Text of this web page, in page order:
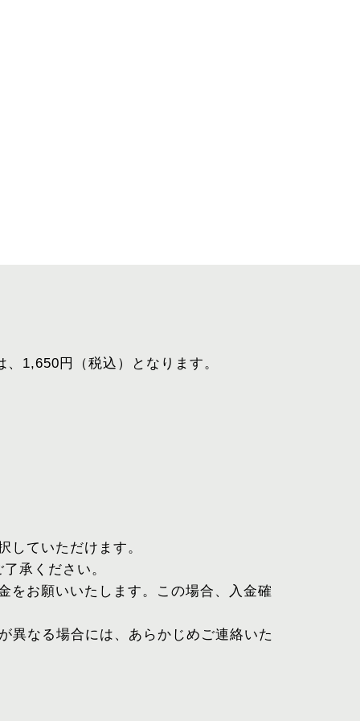
1,650円（税込）となります。
ていただけます。
承ください。
をお願いいたします。この場合、入金確
異なる場合には、あらかじめご連絡いた